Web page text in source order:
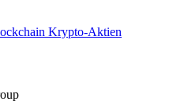
Krypto-Aktien